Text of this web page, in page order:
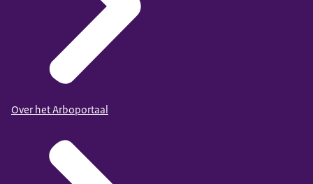
Over het Arboportaal